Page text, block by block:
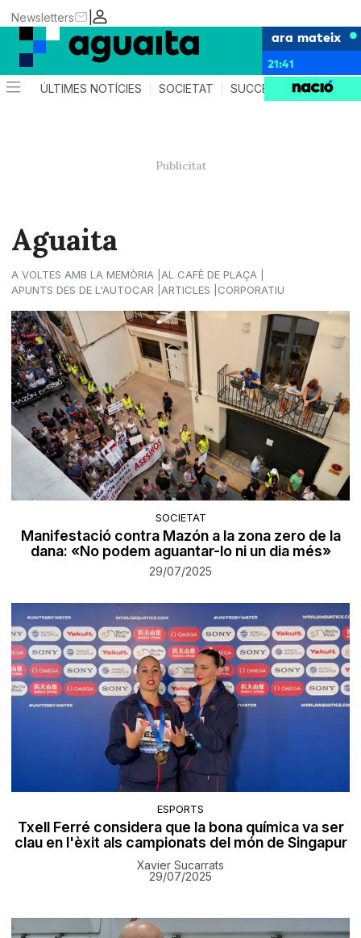
|
Newsletters
ara mateix
21:41
ÚLTIMES NOTÍCIES SOCIETAT SUCCESSOS AGENDA
Aguaita
A VOLTES AMB LA MEMÒRIA
AL CAFÈ DE PLAÇA
APUNTS DES DE L'AUTOCAR
ARTICLES CORPORATIU
SOCIETAT
Manifestació contra Mazón a la zona zero de la
dana: «No podem aguantar-lo ni un dia més»
29/07/2025
ESPORTS
Txell Ferré considera que la bona química va ser
clau en l'èxit als campionats del món de Singapur
Xavier Sucarrats
29/07/2025